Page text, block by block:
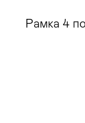
Рамка 4